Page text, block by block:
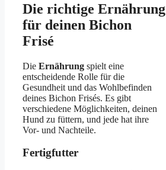
Die richtige Ernährung
für deinen Bichon
Frisé
Die Ernährung spielt eine
entscheidende Rolle für die
Gesundheit und das Wohlbefinden
deines Bichon Frisés. Es gibt
verschiedene Möglichkeiten, deinen
Hund zu füttern, und jede hat ihre
Vor- und Nachteile.
Fertigfutter